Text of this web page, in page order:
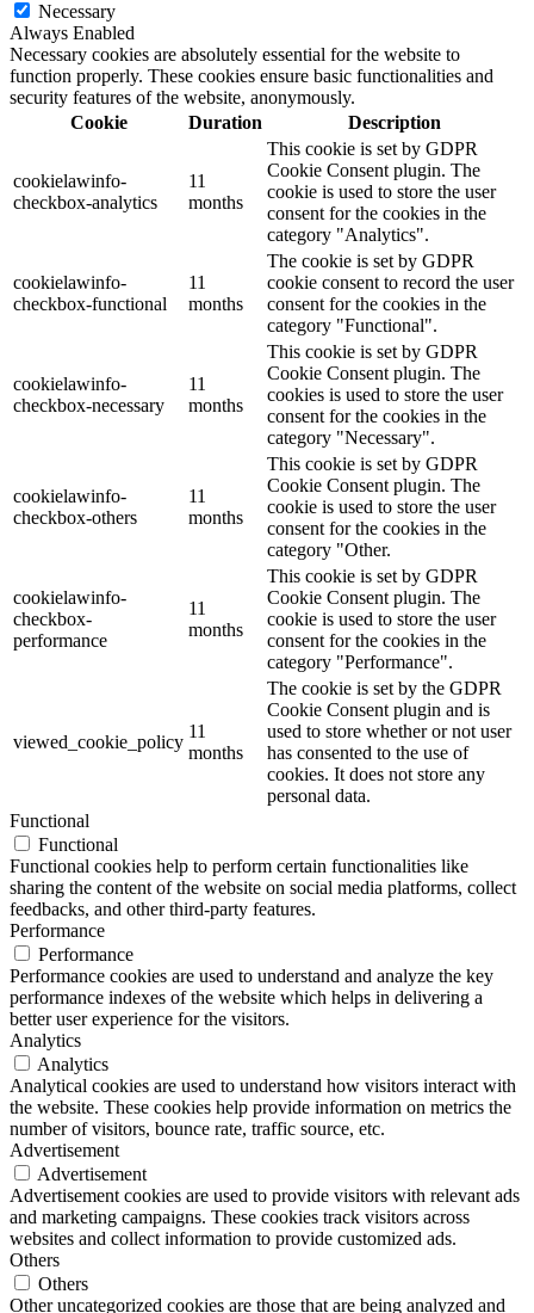
Necessary
Always Enabled
Necessary cookies are absolutely essential for the website to
function properly. These cookies ensure basic functionalities and
security features of the website, anonymously.
Cookie
Duration Description
cookielawinfo-
checkbox-analytics
11
months
This cookie is set by GDPR
Cookie Consent plugin. The
cookie is used to store the user
consent for the cookies in the
category "Analytics".
cookielawinfo-
checkbox-functional
11
months
The cookie is set by GDPR
cookie consent to record the user
consent for the cookies in the
category "Functional".
cookielawinfo-
checkbox-necessary
11
months
This cookie is set by GDPR
Cookie Consent plugin. The
cookies is used to store the user
consent for the cookies in the
category "Necessary".
cookielawinfo-
checkbox-others
11
months
This cookie is set by GDPR
Cookie Consent plugin. The
cookie is used to store the user
consent for the cookies in the
category "Other.
cookielawinfo-
checkbox-
performance
11
months
This cookie is set by GDPR
Cookie Consent plugin. The
cookie is used to store the user
consent for the cookies in the
category "Performance".
viewed_cookie_policy
11
months
The cookie is set by the GDPR
Cookie Consent plugin and is
used to store whether or not user
has consented to the use of
cookies. It does not store any
personal data.
Functional
Functional
Functional cookies help to perform certain functionalities like
sharing the content of the website on social media platforms, collect
feedbacks, and other third-party features.
Performance
Performance
Performance cookies are used to understand and analyze the key
performance indexes of the website which helps in delivering a
better user experience for the visitors.
Analytics
Analytics
Analytical cookies are used to understand how visitors interact with
the website. These cookies help provide information on metrics the
number of visitors, bounce rate, traffic source, etc.
Advertisement
Advertisement
Advertisement cookies are used to provide visitors with relevant ads
and marketing campaigns. These cookies track visitors across
websites and collect information to provide customized ads.
Others
Others
Other uncategorized cookies are those that are being analyzed and